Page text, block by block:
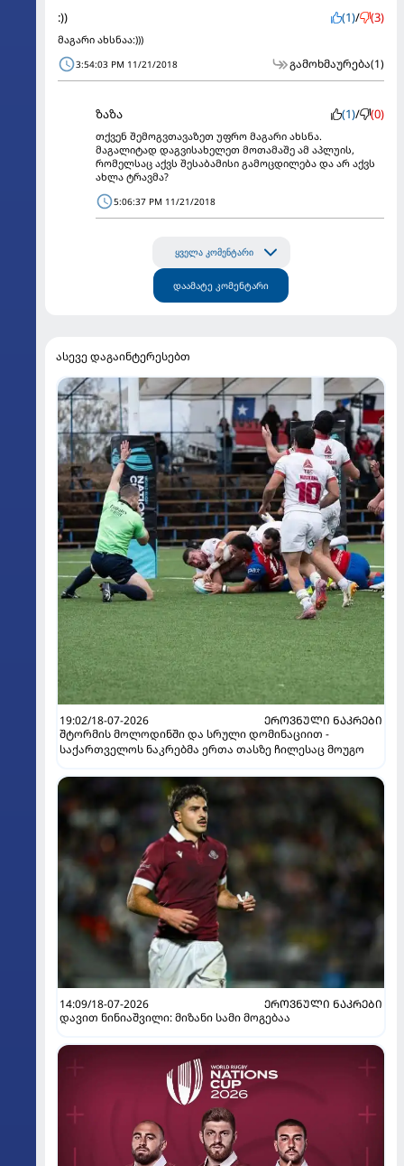
:)) (1)/ (3)
მაგარი ახსნაა:)))
3:54:03 PM 11/21/2018 გამოხმაურება(1)
ზაზა (1)/ (0)
თქვენ შემოგვთავაზეთ უფრო მაგარი ახსნა.
მაგალიტად დაგვისახელეთ მოთამაშე ამ აპლუის,
რომელსაც აქვს შესაბამისი გამოცდილება და არ აქვს
ახლა ტრავმა?
5:06:37 PM 11/21/2018
ყველა კომენტარი
დაამატე კომენტარი
ასევე დაგაინტერესებთ
19:02/18-07-2026
ᲔᲠᲝᲕᲜᲣᲚᲘ ᲜᲐᲙᲠᲔᲑᲘ
შტორმის მოლოდინში და სრული დომინაციით -
საქართველოს ნაკრებმა ერთა თასზე ჩილესაც მოუგო
14:09/18-07-2026
ᲔᲠᲝᲕᲜᲣᲚᲘ ᲜᲐᲙᲠᲔᲑᲘ
დავით ნინიაშვილი: მიზანი სამი მოგებაა